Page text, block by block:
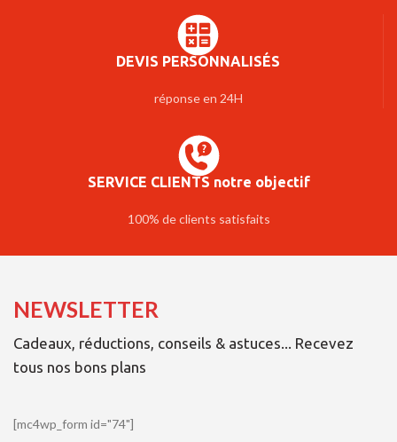
DEVIS PERSONNALISÉS
réponse en 24H
SERVICE CLIENTS notre objectif
100% de clients satisfaits
NEWSLETTER
Cadeaux, réductions, conseils & astuces... Recevez
tous nos bons plans
[mc4wp_form id="74"]